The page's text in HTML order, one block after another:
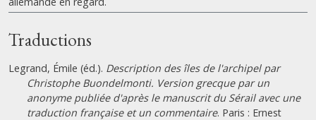
Traductions
Legrand, Émile (éd.). Description des îles de l'archipel par
Christophe Buondelmonti. Version grecque par un
anonyme publiée d'après le manuscrit du Sérail avec une
traduction française et un commentaire. Paris : Ernest